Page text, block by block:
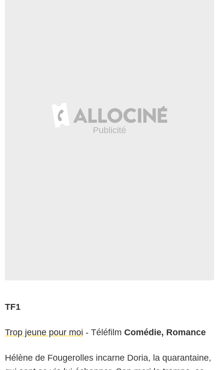
TF1
Trop jeune pour moi - Téléfilm Comédie, Romance
Hélène de Fougerolles incarne Doria, la quarantaine,